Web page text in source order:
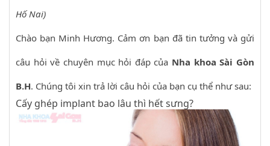
Hố Nai)
Chào bạn Minh Hương. Cảm ơn bạn đã tin tưởng và gửi
câu hỏi về chuyên mục hỏi đáp của Nha khoa Sài Gòn
B.H. Chúng tôi xin trả lời câu hỏi của bạn cụ thể như sau:
Cấy ghép implant bao lâu thì hết sưng?